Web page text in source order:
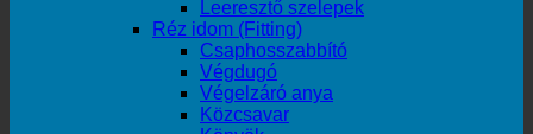
Leeresztő szelepek
Réz idom (Fitting)
Csaphosszabbító
Végdugó
Végelzáró anya
Közcsavar